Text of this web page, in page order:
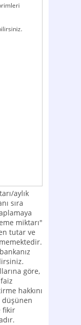
aylık
sıra
miktarı"
tutar ve
göre,
hakkını
düşünen
fikir